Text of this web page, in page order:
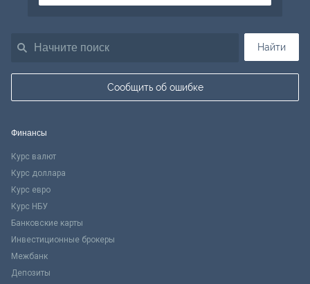
Найти
Сообщить об ошибке
Финансы
Курс валют
Курс доллара
Курс евро
Курс НБУ
Банковские карты
Инвестиционные брокеры
Межбанк
Депозиты